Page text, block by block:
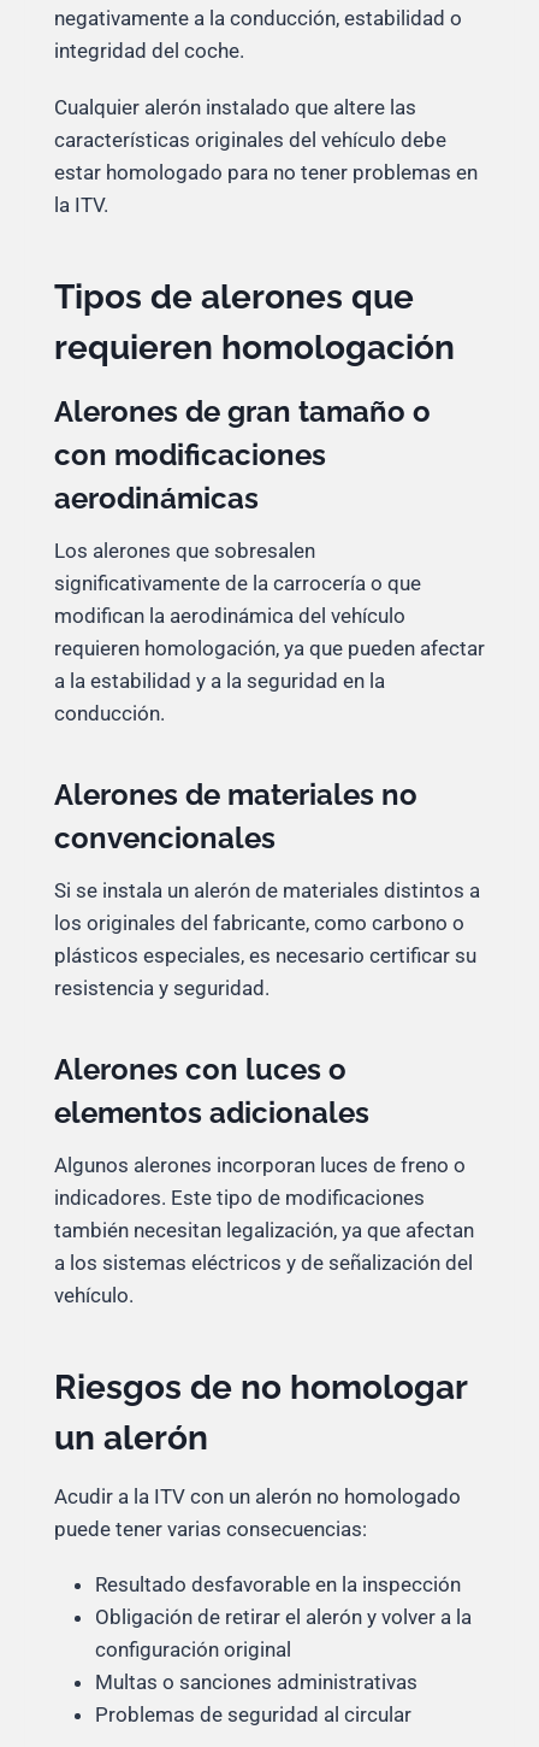
negativamente a la conducción, estabilidad o
integridad del coche.
Cualquier alerón instalado que altere las
características originales del vehículo debe
estar homologado para no tener problemas en
la ITV.
Tipos de alerones que
requieren homologación
Alerones de gran tamaño o
con modificaciones
aerodinámicas
Los alerones que sobresalen
significativamente de la carrocería o que
modifican la aerodinámica del vehículo
requieren homologación, ya que pueden afectar
a la estabilidad y a la seguridad en la
conducción.
Alerones de materiales no
convencionales
Si se instala un alerón de materiales distintos a
los originales del fabricante, como carbono o
plásticos especiales, es necesario certificar su
resistencia y seguridad.
Alerones con luces o
elementos adicionales
Algunos alerones incorporan luces de freno o
indicadores. Este tipo de modificaciones
también necesitan legalización, ya que afectan
a los sistemas eléctricos y de señalización del
vehículo.
Riesgos de no homologar
un alerón
Acudir a la ITV con un alerón no homologado
puede tener varias consecuencias:
Resultado desfavorable en la inspección
Obligación de retirar el alerón y volver a la
configuración original
Multas o sanciones administrativas
Problemas de seguridad al circular